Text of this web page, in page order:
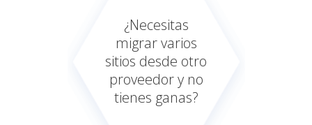
¿Necesitas
migrar varios
sitios desde otro
proveedor y no
tienes ganas?